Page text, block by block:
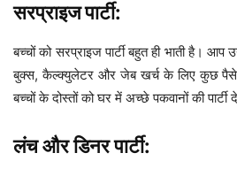
सरप्राइज पार्टी:
बच्चों को सरप्राइज पार्टी बहुत ही भाती है।
बुक्स, कैल्क्युलेटर और जेब खर्च के लिए कुछ
बच्चों के दोस्तों को घर में अच्छे पकवानों की
लंच और डिनर पार्टी: